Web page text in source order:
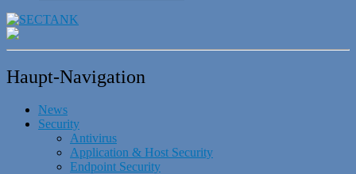
Haupt-Navigation
News
Security
Antivirus
Application & Host Security
Endpoint Security